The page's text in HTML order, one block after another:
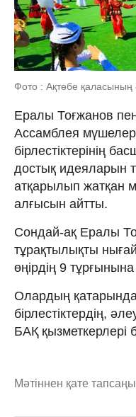
Фото : Ақтөбе қаласының
Ералы Тоғжанов
Ассамблея
бірлестіктерінің
достық идеяларын
атқарылып жатқан
алғысын айтты.
Сондай-ақ Ералы
тұрақтылықты
өңірдің 9
Олардың
бірлестіктердің,
БАҚ қызметкерлері
Мәтіннен қате